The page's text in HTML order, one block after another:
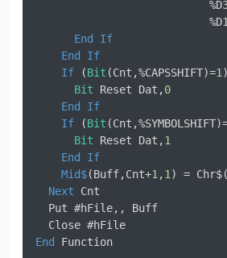
End
If
End
If
If (Bit (Cnt,%CAPSSHIFT)=1
Bit Reset Dat,0
End
If
If (Bit
Bit Reset Dat,1
End
If
Mid$(Buff,Cnt+1 ,1 )
Next
Put
End